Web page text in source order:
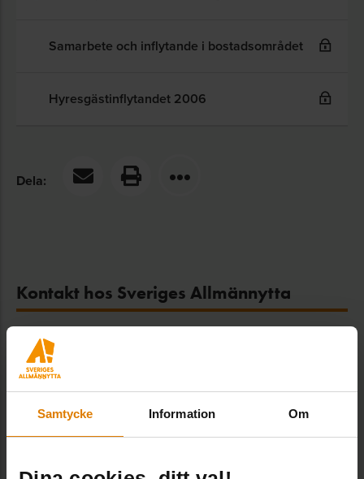
Samtycke Information Om
Samarbete och inflytande i bostadsområdet
Hyresgästinflytandet 2006
Dela:
Kontakt hos Sveriges Allmännytta
Lena Liljendahl
Expert boendefrågor, Fastighet & Hållbarhet
Lena Liljendahl är expert på boendefrågor.
lena.liljendahl@sverigesallmannytta.se